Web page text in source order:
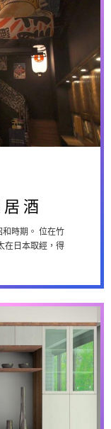
酒
時期。 位在竹
在日本取經，得